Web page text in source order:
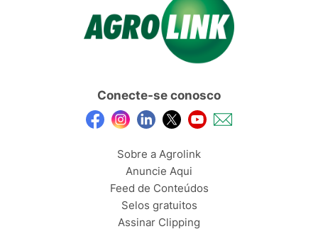
Conecte-se conosco
Sobre a Agrolink
Anuncie Aqui
Feed de Conteúdos
Selos gratuitos
Assinar Clipping